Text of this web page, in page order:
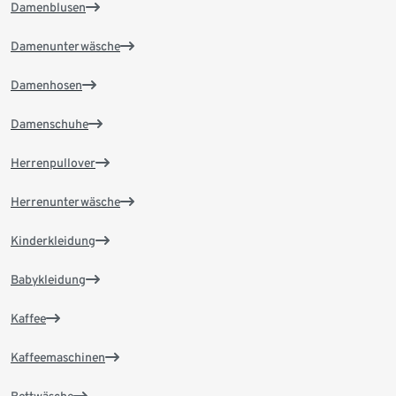
Damenblusen
Damenunterwäsche
Damenhosen
Damenschuhe
Herrenpullover
Herrenunterwäsche
Kinderkleidung
Babykleidung
Kaffee
Kaffeemaschinen